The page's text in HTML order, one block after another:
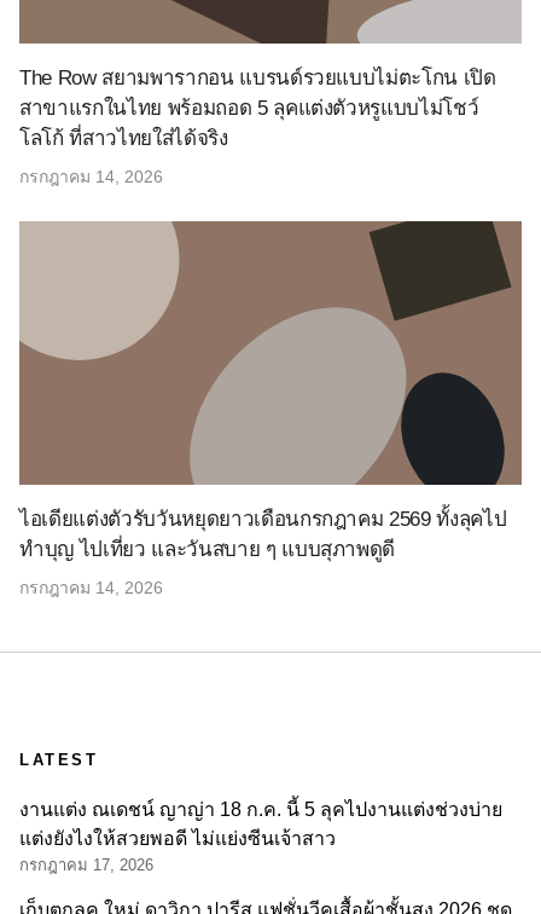
The Row สยามพารากอน แบรนด์รวยแบบไม่ตะโกน เปิด
สาขาแรกในไทย พร้อมถอด 5 ลุคแต่งตัวหรูแบบไม่โชว์
โลโก้ ที่สาวไทยใส่ได้จริง
กรกฎาคม 14, 2026
ไอเดียแต่งตัวรับวันหยุดยาวเดือนกรกฎาคม 2569 ทั้งลุคไป
ทำบุญ ไปเที่ยว และวันสบาย ๆ แบบสุภาพดูดี
กรกฎาคม 14, 2026
LATEST
งานแต่ง ณเดชน์ ญาญ่า 18 ก.ค. นี้ 5 ลุคไปงานแต่งช่วงบ่าย
แต่งยังไงให้สวยพอดี ไม่แย่งซีนเจ้าสาว
กรกฎาคม 17, 2026